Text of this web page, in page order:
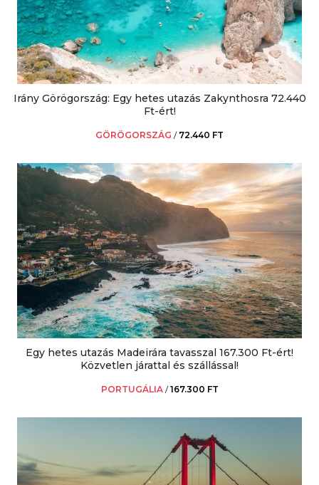
Irány Görögország: Egy hetes utazás Zakynthosra 72.440
Ft-ért!
GÖRÖGORSZÁG / 72.440 FT
Egy hetes utazás Madeirára tavasszal 167.300 Ft-ért!
Közvetlen járattal és szállással!
PORTUGÁLIA /167.300 FT